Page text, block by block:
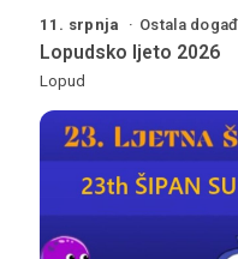
11. srpnja Ostala
Lopudsko ljeto 2026
Lopud